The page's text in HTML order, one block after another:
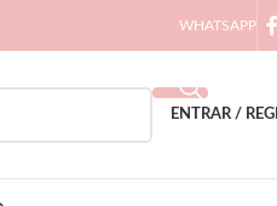
WHATSAPP
ENTRAR /